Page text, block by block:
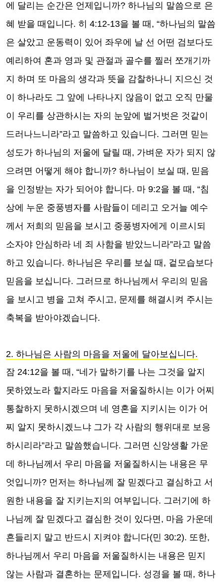
에 달리는 순간은 언제입니까? 하나님의 말씀으로 은
혜 받을 때입니다. 히 4:12-13을 볼 때, “하나님의 말씀
은 살았고 운동력이 있어 좌우에 날 선 어떤 검보다도
예리하여 혼과 영과 및 관절과 골수를 찔러 쪼개기까
지 하며 또 마음의 생각과 뜻을 감찰하나니 지으신 것
이 하나라도 그 앞에 나타나지 않음이 없고 오직 만물
이 우리를 상관하시는 자의 눈앞에 벌거벗은 것같이
드러나느니라”라고 말씀하고 있습니다. 그러면 믿는
성도가 하나님의 저울에 달릴 때, 가벼운 자가 되지 않
으려면 어떻게 해야 합니까? 하나님이 보실 때, 믿음
을 인정받는 자가 되어야 합니다. 마 9:2을 볼 때, “침
상에 누운 중풍병자를 사람들이 데리고 오거늘 예수
께서 저희의 믿음을 보시고 중풍병자에게 이르시되
소자야 안심하라 네 죄 사함을 받았느니라”라고 말씀
하고 있습니다. 하나님은 우리를 보실 때, 겉모습보다
믿음을 보십니다. 그러므로 하나님께서 우리의 믿음
을 보시고 병을 고쳐 주시고, 문제를 해결시켜 주시는
축복을 받아야겠습니다.
2. 하나님은 사람의 마음을 저울에 달아보십니다.
잠 24:12을 볼 때, “네가 말하기를 나는 그것을 알지
못하였노라 할지라도 마음을 저울질하시는 이가 어찌
통찰하지 못하시겠으며 네 영혼을 지키시는 이가 어
찌 알지 못하시겠느냐 그가 각 사람의 행위대로 보응
하시리라”라고 말씀했습니다. 그러면 신앙생활 가운
데 하나님께서 우리 마음을 저울질하시는 내용은 무
엇입니까? 먼저는 하나님께 잘 믿겠다고 결심하고 서
원한 내용을 잘 지키는지의 여부입니다. 그러기에 하
나님께 잘 믿겠다고 결심한 것이 있다면, 마음 가운데
흔들리지 말고 반드시 지켜야 합니다(민 30:2). 또한,
하나님께서 우리 마음을 저울질하시는 내용은 믿지
않는 사람과 결혼하는 문제입니다. 성경을 볼 때, 하나